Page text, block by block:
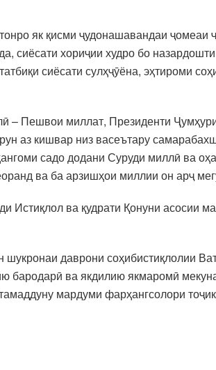
як қисми ҷудонашавандаи ҷомеаи
сиёсати хориҷии худро бо назардошти
сиёсати сулҳҷӯёна, эҳтироми
– Пешвои миллат, Президенти
аз кишвар низ васеътару
садо додани Суруди миллӣ ва
ва ба арзишҳои миллии он арҷ
Истиқлол ва қудрати Қонуни асосии
даврони соҳибистиқлолии
бародарӣ ва якдилию якмаромӣ
мардуми фарҳангсолори